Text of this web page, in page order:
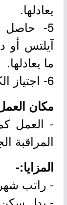
يعادلها.
ما يعادلها.
6- اجتياز الكشف الطبي المعتمد.
مكان
- العمل
المراقبة
المزايا:-
- راتب